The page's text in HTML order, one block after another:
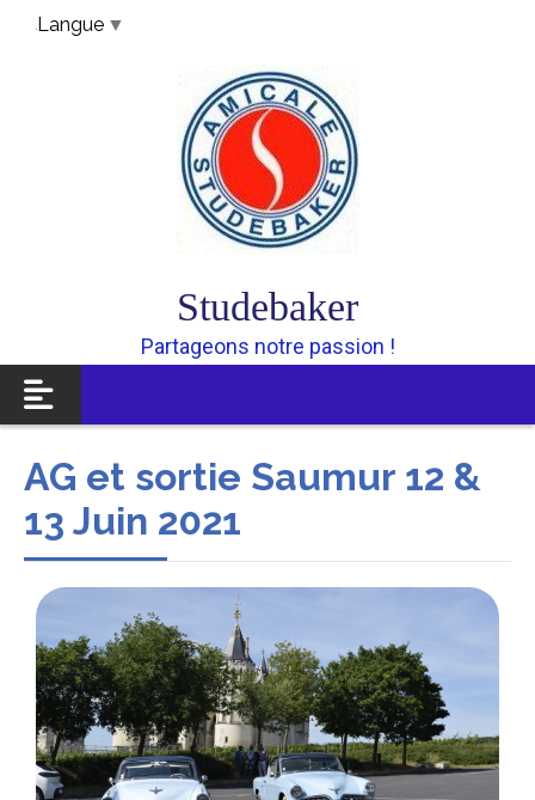
Studebaker
Partageons notre passion !
AG et sortie Saumur 12 &
13 Juin 2021
Langue ▼